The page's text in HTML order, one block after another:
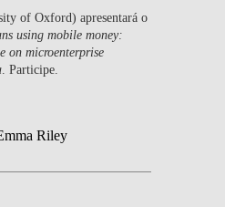
of Oxford) apresentará o
using mobile money:
on microenterprise
. Participe.